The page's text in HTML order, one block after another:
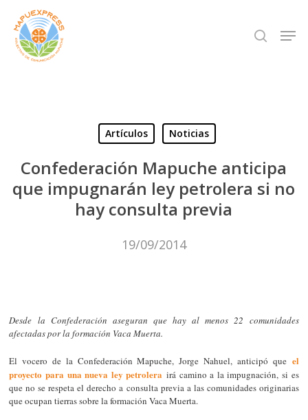
Skip
main
search
Artículos Noticias
Confederación Mapuche anticipa
que impugnarán ley petrolera si no
hay consulta previa
19/09/2014
Desde la Confederación aseguran que hay al menos 22 comunidades
afectadas por la formación Vaca Muerta.
El vocero de la Confederación Mapuche, Jorge Nahuel, anticipó que el
proyecto para una nueva ley petrolera irá camino a la impugnación, si es
que no se respeta el derecho a consulta previa a las comunidades originarias
que ocupan tierras sobre la formación Vaca Muerta.
Close